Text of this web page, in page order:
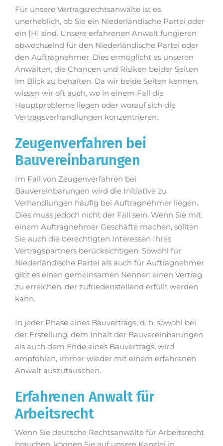
Für unsere Vertragsrechtsanwälte ist es
unerheblich, ob Sie ein Niederländische Partei oder
ein [HI sind. Unsere erfahrenen Anwalt fungieren
abwechselnd für den Niederländische Partei oder
den Auftragnehmer. Dies ermöglicht es unseren
Anwälten, die Chancen und Risiken beider Seiten
im Blick zu behalten. Da wir beide Seiten kennen,
wissen wir oft auch, wo in einem Fall die
Hauptprobleme liegen oder worauf sich die
Vertragsverhandlungen konzentrieren.
Zeugenverfahren bei
Bauvereinbarungen
Im Fall von Zeugenverfahren bei
Bauvereinbarungen wird die Initiative zu
Verhandlungen häufig bei Auftragnehmer liegen.
Dies muss jedoch nicht der Fall sein. Wenn Sie mit
einem Auftragnehmer Geschäfte machen, sollten
Sie auch die berechtigten Interessen Ihres
Vertragspartners berücksichtigen. Sowohl für
Niederländische Partei als auch für Auftragnehmer
gibt es einen gemeinsamen Nenner: einen Vertrag
zu erreichen, der zufriedenstellend erfüllt werden
kann.
In jeder Phase eines Bauvertrags, d. h. sowohl bei
der Erstellung, dem Inhalt der Bauvereinbarungen
als auch dem Ende eines Bauvertrags, wird
empfohlen, immer wieder mit einem erfahrenen
Anwalt auszutauschen.
Erfahrenen Anwalt für
Arbeitsrecht
Wenn Sie deutsche Rechtsanwälte für Arbeitsrecht